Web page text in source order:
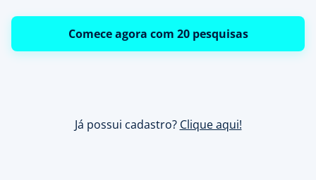
Comece agora com 20 pesquisas
Já possui cadastro? Clique aqui!